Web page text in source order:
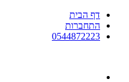
דף הבית
התחברות
0544872223